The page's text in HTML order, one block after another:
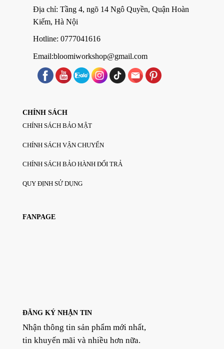
Địa chỉ: Tầng 4, ngõ 14 Ngô Quyền, Quận Hoàn
Kiếm, Hà Nội
Hotline: 0777041616
Email:bloomiworkshop@gmail.com
CHÍNH SÁCH
CHÍNH SÁCH BẢO MẬT
CHÍNH SÁCH VẬN CHUYỂN
CHÍNH SÁCH BẢO HÀNH ĐỔI TRẢ
QUY ĐỊNH SỬ DỤNG
FANPAGE
ĐĂNG KÝ NHẬN TIN
Nhận thông tin sản phẩm mới nhất,
tin khuyến mãi và nhiều hơn nữa.